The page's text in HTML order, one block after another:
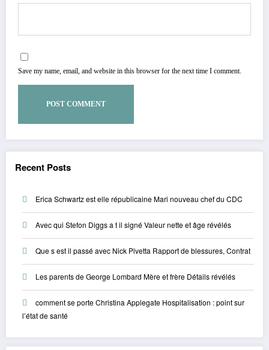
Save my name, email, and website in this browser for the next time I comment.
Recent Posts
Erica Schwartz est elle républicaine Mari nouveau chef du CDC
Avec qui Stefon Diggs a t il signé Valeur nette et âge révélés
Que s est il passé avec Nick Pivetta Rapport de blessures, Contrat
Les parents de George Lombard Mère et frère Détails révélés
comment se porte Christina Applegate Hospitalisation : point sur
l’état de santé